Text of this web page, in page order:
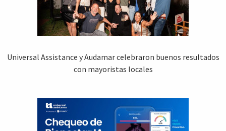
Universal Assistance y Audamar celebraron buenos resultados
con mayoristas locales